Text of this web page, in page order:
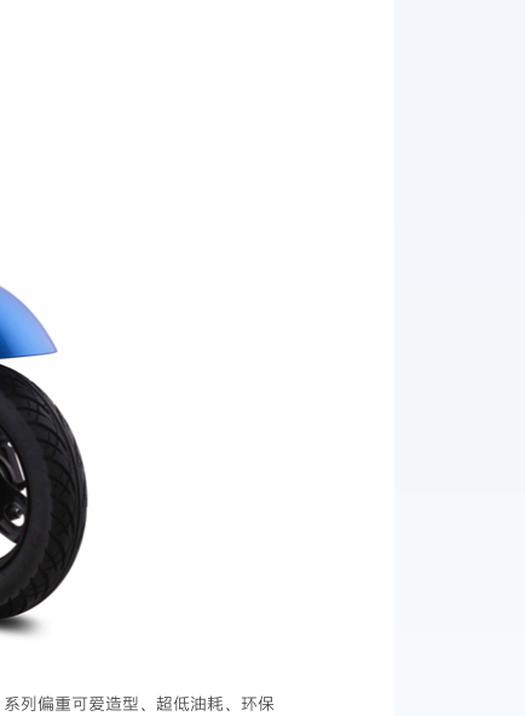
列偏重可爱造型、超低油耗、环保